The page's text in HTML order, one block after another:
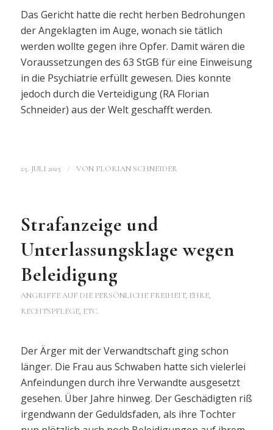
Das Gericht hatte die recht herben Bedrohungen
der Angeklagten im Auge, wonach sie tätlich
werden wollte gegen ihre Opfer. Damit wären die
Voraussetzungen des 63 StGB für eine Einweisung
in die Psychiatrie erfüllt gewesen. Dies konnte
jedoch durch die Verteidigung (RA Florian
Schneider) aus der Welt geschafft werden.
25. JULI 2025 / VON FLORIAN SCHNEIDER
Strafanzeige und
Unterlassungsklage wegen
Beleidigung
ANGRIFFE AUF DIE PERSÖNLICHE FREIHEIT, EHRE,
RECHTSPFLEGE, ETC.
Der Ärger mit der Verwandtschaft ging schon
länger. Die Frau aus Schwaben hatte sich vielerlei
Anfeindungen durch ihre Verwandte ausgesetzt
gesehen. Über Jahre hinweg. Der Geschädigten riß
irgendwann der Geduldsfaden, als ihre Tochter